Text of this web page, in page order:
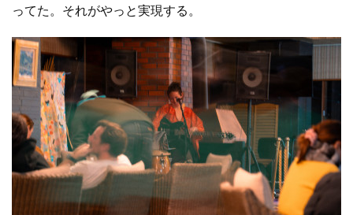
ってた。それがやっと実現する。